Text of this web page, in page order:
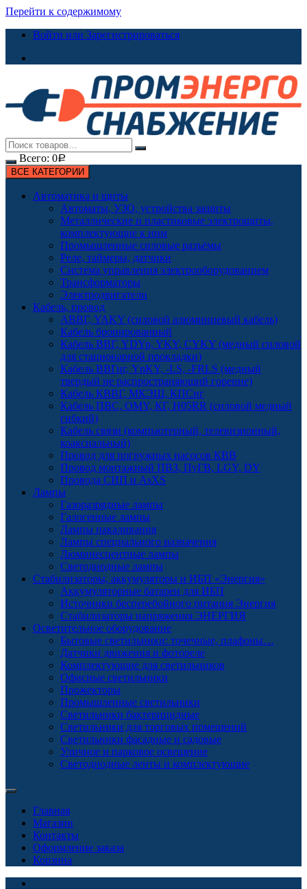
Перейти к содержимому
Войти или Зарегистрироваться
Всего: 0Р
ВСЕ КАТЕГОРИИ
Автоматика и щиты
Автоматы, УЗО, устройства защиты
Металлические и пластиковые электрощиты,
комплектующие к ним
Промышленные силовые разъёмы
Реле, таймеры, датчики
Система управления электрооборудованием
Трансформаторы
Электродвигатели
Кабель, провод
АВВГ, YAKY (силовой алюминиевый кабель)
Кабель бронированный
Кабель ВВГ, YDYp, YKY, CYKY (медный силовой
для стационарной прокладки)
Кабель ВВГнг, YnKY, -LS, -FRLS (медный
твердый не распространяющий горение)
Кабель КВВГ, МКЭШ, КПСнг
Кабель ПВС, OMY, КГ, H05RR (силовой медный
гибкий)
Кабель связи (компьютерный, телевизионный,
коаксиальный)
Провод для погружных насосов КВВ
Провод монтажный ПВЗ, ПуГВ, LGY, DY
Провода СИП и AsXS
Лампы
Газоразрядные лампы
Галогенные лампы
Лампы накаливания
Лампы специального назначения
Люминесцентные лампы
Светодиодные лампы
Стабилизаторы, аккумуляторы и ИБП «Энергия»
Аккумуляторные батареи для ИБП
Источники бесперебойного питания Энергия
Стабилизаторы напряжения ЭНЕРГИЯ
Осветительное оборудование
Бытовые светильники: точечные, плафоны…
Датчики движения и фотореле
Комплектующие для светильников
Офисные светильники
Прожекторы
Промышленные светильники
Светильники бактерицидные
Светильники для торговых помещений
Светильники фасадные и садовые
Уличное и парковое освещение
Светодиодные ленты и комплектующие
Главная
Магазин
Контакты
Оформление заказа
Корзина